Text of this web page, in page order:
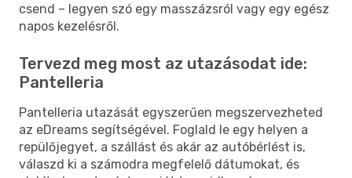
csend – legyen szó egy masszázsról vagy egy egész
napos kezelésről.
Tervezd meg most az utazásodat ide:
Pantelleria
Pantelleria utazását egyszerűen megszervezheted
az eDreams segítségével. Foglald le egy helyen a
repülőjegyet, a szállást és akár az autóbérlést is,
válaszd ki a számodra megfelelő dátumokat, és